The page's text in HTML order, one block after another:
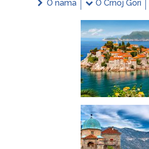
O nama O Crnoj Gori